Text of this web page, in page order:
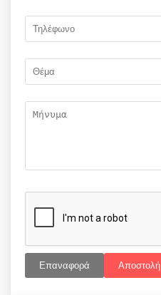
Επαναφορά Αποστολή